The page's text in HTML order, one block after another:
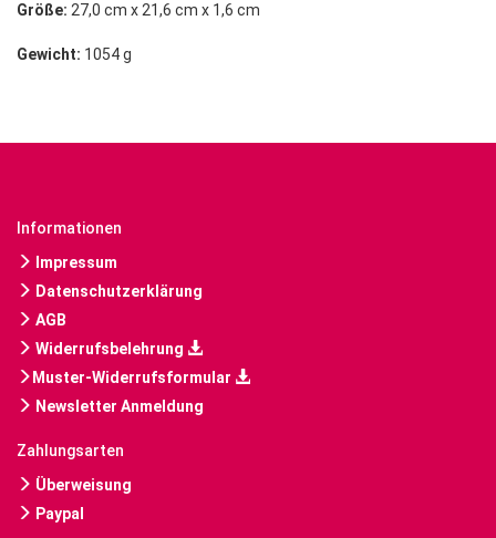
Größe: 27,0 cm x 21,6 cm x 1,6 cm
Gewicht: 1054 g
Informationen
Impressum
Datenschutzerklärung
AGB
Widerrufsbelehrung
Muster-Widerrufsformular
Newsletter Anmeldung
Zahlungsarten
Überweisung
Paypal